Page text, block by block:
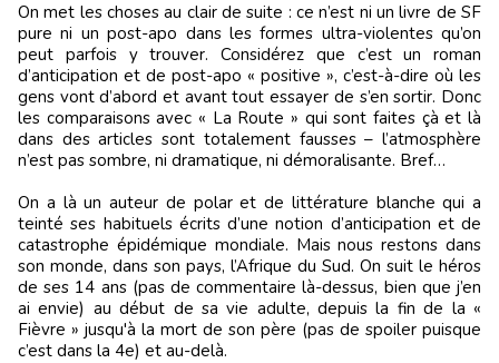
On met les choses au clair de suite : ce n’est ni un livre de SF
pure ni un post-apo dans les formes ultra-violentes qu’on
peut parfois y trouver. Considérez que c’est un roman
d’anticipation et de post-apo « positive », c’est-à-dire où les
gens vont d’abord et avant tout essayer de s’en sortir. Donc
les comparaisons avec « La Route » qui sont faites çà et là
dans des articles sont totalement fausses – l’atmosphère
n’est pas sombre, ni dramatique, ni démoralisante. Bref…
On a là un auteur de polar et de littérature blanche qui a
teinté ses habituels écrits d’une notion d’anticipation et de
catastrophe épidémique mondiale. Mais nous restons dans
son monde, dans son pays, l’Afrique du Sud. On suit le héros
de ses 14 ans (pas de commentaire là-dessus, bien que j’en
ai envie) au début de sa vie adulte, depuis la fin de la «
Fièvre » jusqu'à la mort de son père (pas de spoiler puisque
c’est dans la 4e) et au-delà.